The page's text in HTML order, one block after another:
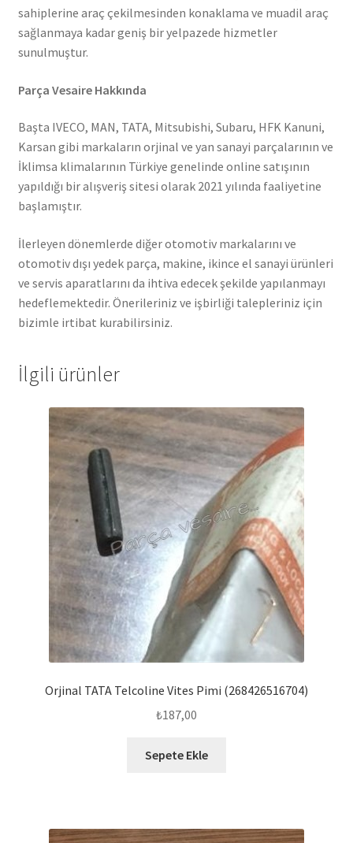
sahiplerine araç çekilmesinden konaklama ve muadil araç
sağlanmaya kadar geniş bir yelpazede hizmetler
sunulmuştur.
Parça Vesaire Hakkında
Başta IVECO, MAN, TATA, Mitsubishi, Subaru, HFK Kanuni,
Karsan gibi markaların orjinal ve yan sanayi parçalarının ve
İklimsa klimalarının Türkiye genelinde online satışının
yapıldığı bir alışveriş sitesi olarak 2021 yılında faaliyetine
başlamıştır.
İlerleyen dönemlerde diğer otomotiv markalarını ve
otomotiv dışı yedek parça, makine, ikince el sanayi ürünleri
ve servis aparatlarını da ihtiva edecek şekilde yapılanmayı
hedeflemektedir. Önerileriniz ve işbirliği talepleriniz için
bizimle irtibat kurabilirsiniz.
İlgili ürünler
Orjinal TATA Telcoline Vites Pimi (268426516704)
₺187,00
Sepete Ekle